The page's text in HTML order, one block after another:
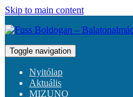
Skip to main content
Toggle navigation
Nyitólap
Aktuális
MIZUNO